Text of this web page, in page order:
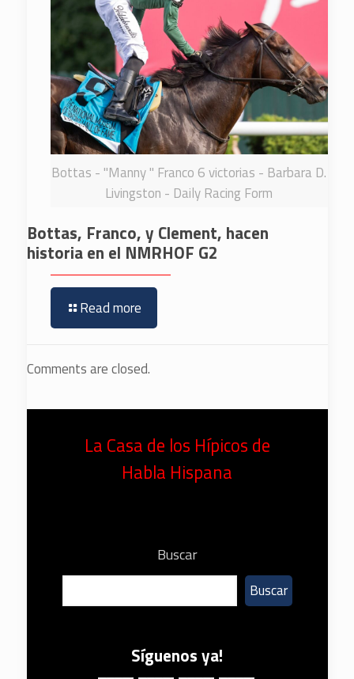
Bottas - "Manny " Franco 6 victorias - Barbara D.
Livingston - Daily Racing Form
Bottas, Franco, y Clement, hacen
historia en el NMRHOF G2
Read more
Comments are closed.
La Casa de los Hípicos de
Habla Hispana
Buscar
Buscar
Síguenos ya!